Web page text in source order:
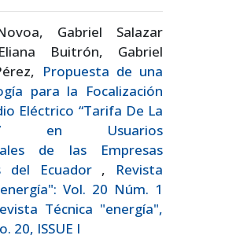
Gabriel Salazar
Buitrón, Gabriel
Propuesta de una
para la Focalización
Eléctrico “Tarifa De La
en Usuarios
de las Empresas
del Ecuador , Revista
Vol. 20 Núm. 1
Técnica "energía",
20, ISSUE I